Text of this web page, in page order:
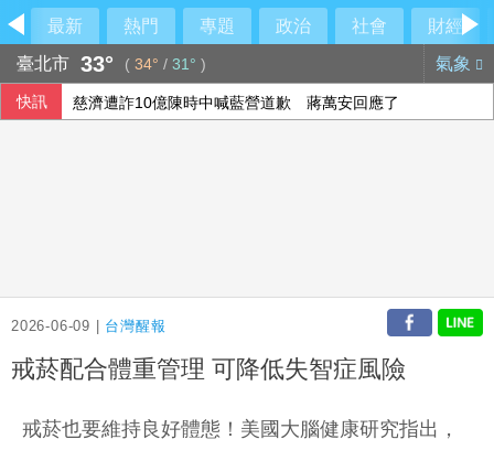
最新 熱門 專題 政治 社會
財經
臺北市 33° ( 34° / 31° ) 氣象
快訊 慈濟遭詐10億陳時中喊藍營道歉 蔣萬安回應了
2026-06-09 | 台灣醒報
戒菸配合體重管理 可降低失智症風險
戒菸也要維持良好體態！美國大腦健康研究指出，